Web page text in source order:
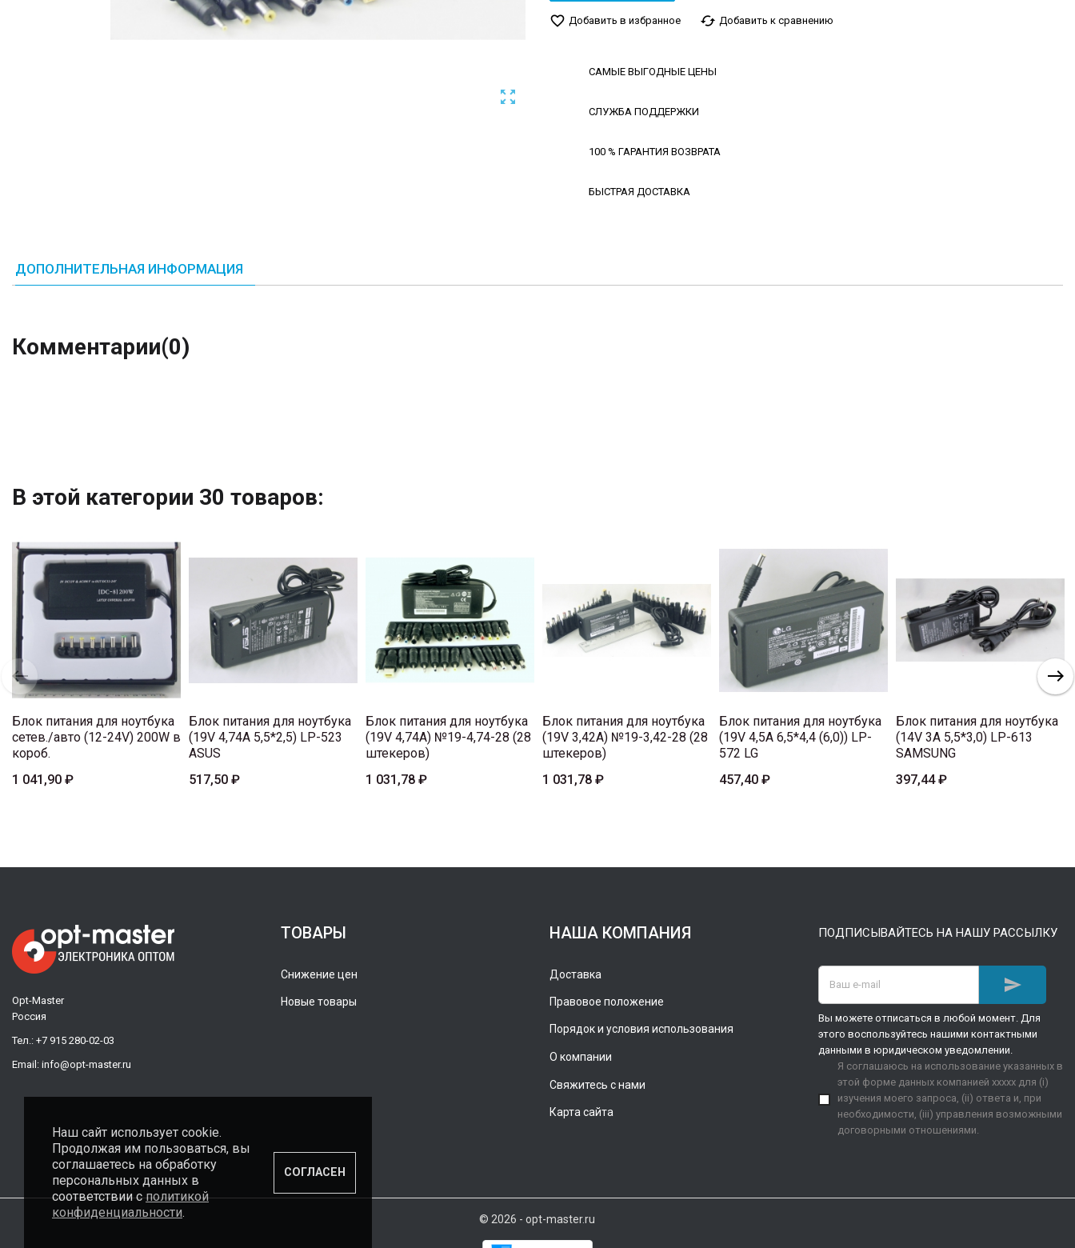

favorite_border Добавить в избранное cached Добавить к сравнению
САМЫЕ ВЫГОДНЫЕ ЦЕНЫ
СЛУЖБА ПОДДЕРЖКИ
100 % ГАРАНТИЯ ВОЗВРАТА
БЫСТРАЯ ДОСТАВКА
ДОПОЛНИТЕЛЬНАЯ ИНФОРМАЦИЯ
Комментарии(0)
В этой категории 30 товаров:
Блок питания для ноутбука
сетев./авто (12-24V) 200W в
короб.
1 041,90 ₽
Блок питания для ноутбука
(19V 4,74A 5,5*2,5) LP-523
ASUS
517,50 ₽
Блок питания для ноутбука
(19V 4,74A) №19-4,74-28 (28
штекеров)
1 031,78 ₽
Блок питания для ноутбука
(19V 3,42A) №19-3,42-28 (28
штекеров)
1 031,78 ₽
Блок питания для ноутбука
(19V 4,5A 6,5*4,4 (6,0)) LP-
572 LG
457,40 ₽
Блок питания для ноутбука
(14V 3A 5,5*3,0) LP-613
SAMSUNG
397,44 ₽
Opt-Master
Россия
Тел.: +7 915 280-02-03
Email: info@opt-master.ru
ТОВАРЫ
Снижение цен
Новые товары
НАША КОМПАНИЯ
Доставка
Правовое положение
Порядок и условия использования
О компании
Свяжитесь с нами
Карта сайта
ПОДПИСЫВАЙТЕСЬ НА НАШУ РАССЫЛКУ

Вы можете отписаться в любой момент. Для
этого воспользуйтесь нашими контактными
данными в юридическом уведомлении.
Я соглашаюсь на использование указанных в
этой форме данных компанией xxxxx для (i)
изучения моего запроса, (ii) ответа и, при
необходимости, (iii) управления возможными
договорными отношениями.
© 2026 - opt-master.ru
Наш сайт использует cookie.
Продолжая им пользоваться, вы
соглашаетесь на обработку
персональных данных в
соответствии сполитикой
конфиденциальности.
СОГЛАСЕН